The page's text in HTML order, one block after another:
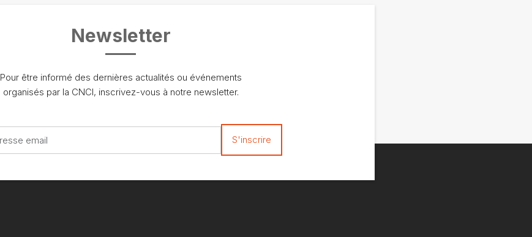
Newsletter
Pour être informé des dernières actualités ou événements
organisés par la CNCI, inscrivez-vous à notre newsletter.